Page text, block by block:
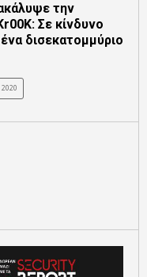
την
Σε κίνδυνο
δισεκατομμύριο
2020